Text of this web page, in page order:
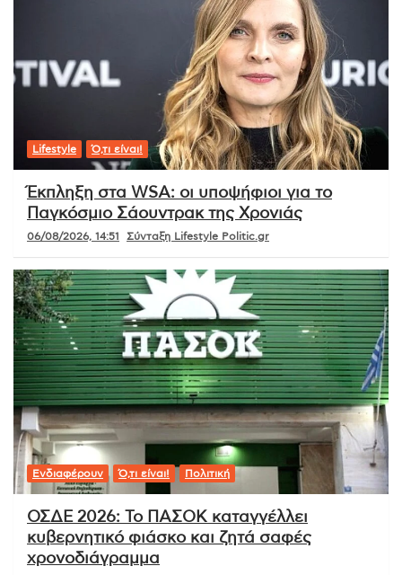
Lifestyle Ό,τι είναι!
Έκπληξη στα WSA: οι υποψήφιοι για το
Παγκόσμιο Σάουντρακ της Χρονιάς
06/08/2026, 14:51 Σύνταξη Lifestyle Politic.gr
Ενδιαφέρουν Ό,τι είναι! Πολιτική
ΟΣΔΕ 2026: Το ΠΑΣΟΚ καταγγέλλει
κυβερνητικό φιάσκο και ζητά σαφές
χρονοδιάγραμμα